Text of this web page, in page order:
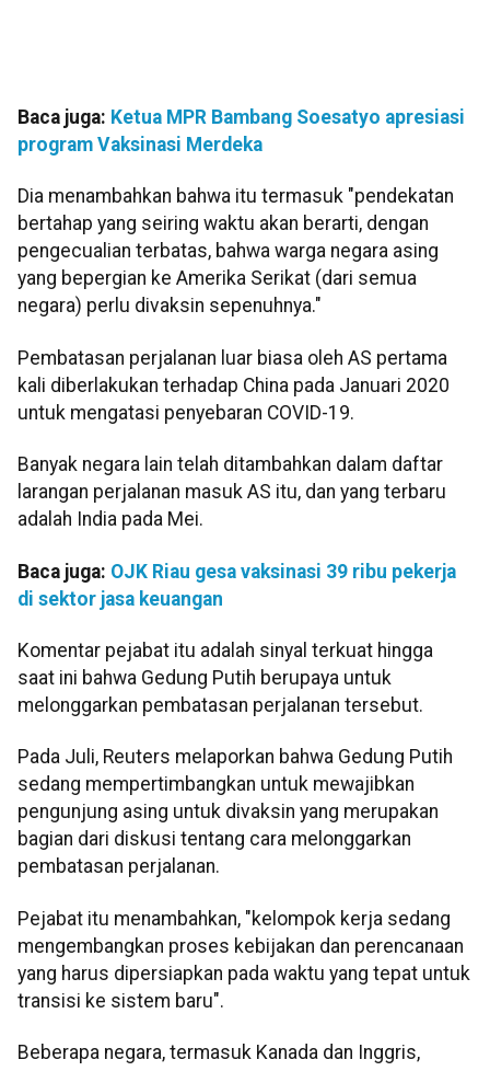
Baca juga: Ketua MPR Bambang Soesatyo apresiasi
program Vaksinasi Merdeka
Dia menambahkan bahwa itu termasuk "pendekatan
bertahap yang seiring waktu akan berarti, dengan
pengecualian terbatas, bahwa warga negara asing
yang bepergian ke Amerika Serikat (dari semua
negara) perlu divaksin sepenuhnya."
Pembatasan perjalanan luar biasa oleh AS pertama
kali diberlakukan terhadap China pada Januari 2020
untuk mengatasi penyebaran COVID-19.
Banyak negara lain telah ditambahkan dalam daftar
larangan perjalanan masuk AS itu, dan yang terbaru
adalah India pada Mei.
Baca juga: OJK Riau gesa vaksinasi 39 ribu pekerja
di sektor jasa keuangan
Komentar pejabat itu adalah sinyal terkuat hingga
saat ini bahwa Gedung Putih berupaya untuk
melonggarkan pembatasan perjalanan tersebut.
Pada Juli, Reuters melaporkan bahwa Gedung Putih
sedang mempertimbangkan untuk mewajibkan
pengunjung asing untuk divaksin yang merupakan
bagian dari diskusi tentang cara melonggarkan
pembatasan perjalanan.
Pejabat itu menambahkan, "kelompok kerja sedang
mengembangkan proses kebijakan dan perencanaan
yang harus dipersiapkan pada waktu yang tepat untuk
transisi ke sistem baru".
Beberapa negara, termasuk Kanada dan Inggris,